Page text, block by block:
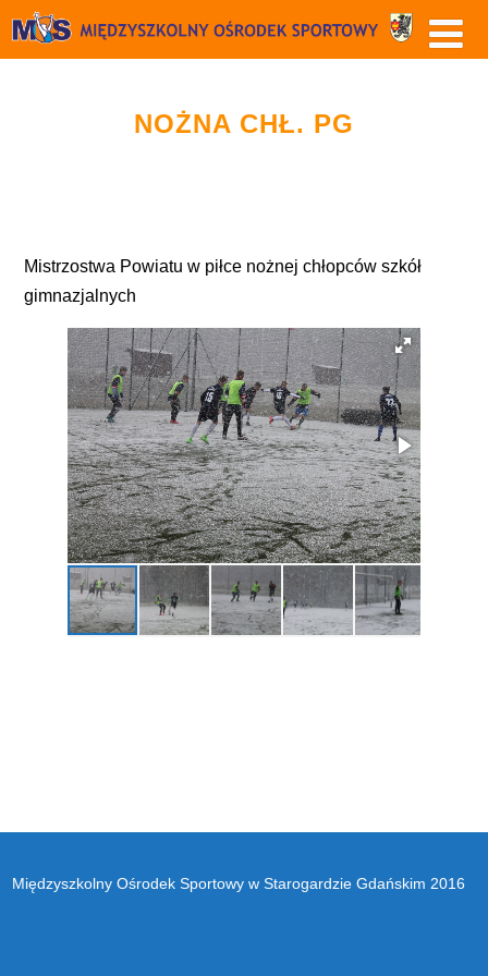
NOŻNA CHŁ. PG
Mistrzostwa Powiatu w piłce nożnej chłopców szkół
gimnazjalnych
Międzyszkolny Ośrodek Sportowy w Starogardzie Gdańskim 2016